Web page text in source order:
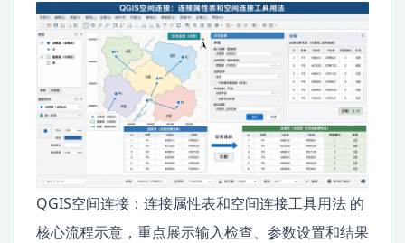
QGIS空间连接：连接属性表和空间连接工具用法 的
核心流程示意，重点展示输入检查、参数设置和结果